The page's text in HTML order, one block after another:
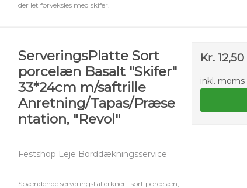
der let forveksles med skifer.
ServeringsPlatte Sort
porcelæn Basalt "Skifer"
33*24cm m/saftrille
Anretning/Tapas/Præse
ntation, "Revol"
Festshop Leje Borddækningsservice
Spændende serveringstallerkner i sort porcelæn,
Kr. 12,50
inkl. moms